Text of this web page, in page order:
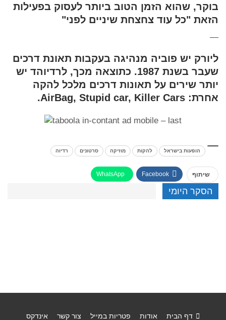
בוקר, שהוא הזמן הטוב ביותר לעסוק בפעילות
הזאת "כל עוד צחצחת שיניים לפני"
—
ליורק יש פוביה מנהיגה בעקבות תאונת דרכים
שעבר בשנת 1987. כתוצאה מכך, לרדיוהד יש
יותר שירים על תאונות דרכים מלכל להקה
אחרת: AirBag, Stupid car, Killer Cars.
הופעות בישראל להקות מוזיקה סרטונים רדיוה
שיתוף Facebook
WhatsApp
הסקר היומי
דף הבית אודות פטריות במייל צור קשר
אינדקס